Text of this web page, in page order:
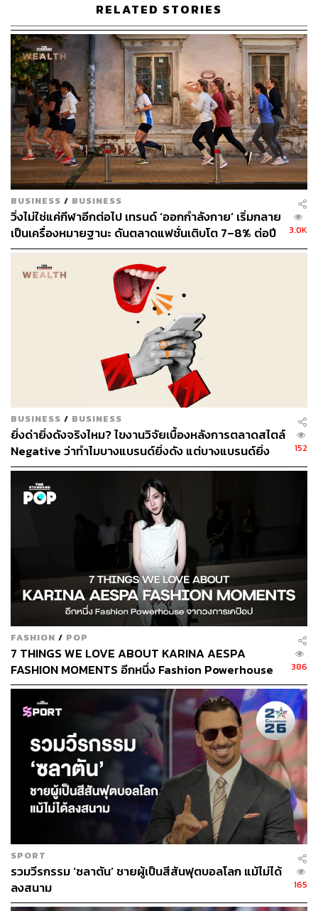
สามารถติดตาม THE STANDARD WEALTH
ผ่านแอปพลิเคชันต่างๆ ที่คุณสะดวกหรือใช้งานอยู่แล้วได้เลย
TAGS: Nike NFT การเข้าซื้อกิจการ
Metaverse
RTFKT
ABOUT THE AUTHOR
THE STANDARD WEALTH
สำนักข่าวเศรษฐกิจ ธุรกิจ และการลงทุน โดย
ทีมข่าว THE STANDARD
RELATED STORIES
BUSINESS / BUSINESS
วิ่งไม่ใช่แค่กีฬาอีกต่อไป เทรนด์ ‘ออกกำลังกาย’ เริ่มกลาย
เป็นเครื่องหมายฐานะ ดันตลาดแฟชั่นเติบโต 7–8% ต่อปี
3.0K
BUSINESS / BUSINESS
ยิ่งด่ายิ่งดังจริงไหม? ไขงานวิจัยเบื้องหลังการตลาดสไตล์
Negative ว่าทำไมบางแบรนด์ยิ่งดัง แต่บางแบรนด์ยิ่ง
เจ็บตัว
152
FASHION / POP
7 THINGS WE LOVE ABOUT KARINA AESPA
FASHION MOMENTS อีกหนึ่ง Fashion Powerhouse
จากวงการเคป๊อป
386
SPORT
รวมวีรกรรม ‘ซลาตัน’ ชายผู้เป็นสีสันฟุตบอลโลก แม้ไม่ได้
ลงสนาม
165